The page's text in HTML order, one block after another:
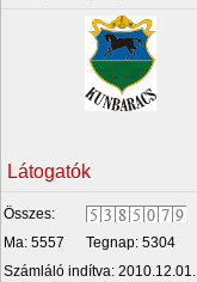
Látogatók
Összes:
Ma: 5557
Tegnap: 5304
Számláló indítva: 2010.12.01.